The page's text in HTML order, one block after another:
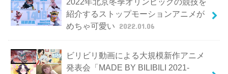
紹介するストップモーションアニメが
めちゃ可愛い 2022.01.06
ビリビリ動画による大規模新作アニメ
発表会「MADE BY BILIBILI 2021-